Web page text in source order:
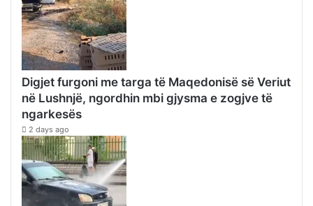
Digjet furgoni me targa të Maqedonisë së Veriut
në Lushnjë, ngordhin mbi gjysma e zogjve të
ngarkesës
2 days ago